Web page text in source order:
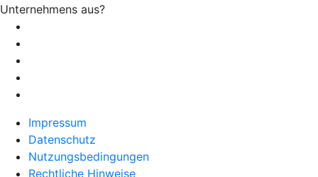
Unternehmens aus?
Impressum
Datenschutz
Nutzungsbedingungen
Rechtliche Hinweise